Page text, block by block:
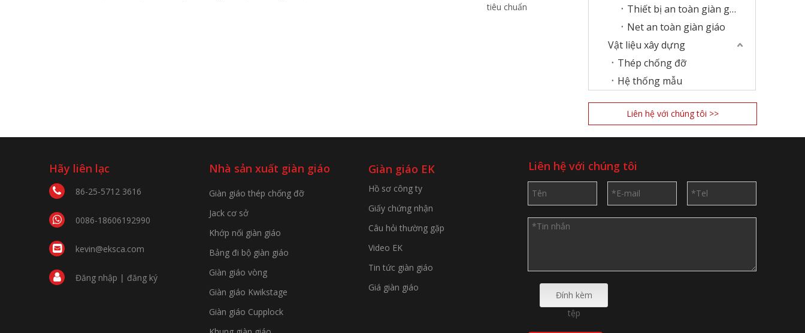
tiêu chuẩn
hổi
Thiết bị an toàn giàn giáo
Net an toàn giàn giáo
Vật liệu xây dựng
Thép chống đỡ
Hệ thống mẫu
Liên hệ với chúng tôi >>
Hãy liên lạc
86-25-5712 3616
0086-18606192990
kevin@eksca.com
Đăng nhập | đăng ký
Nhà sản xuất giàn giáo
Giàn giáo thép chống đỡ
Jack cơ sở
Khớp nối giàn giáo
Bảng đi bộ giàn giáo
Giàn giáo vòng
Giàn giáo Kwikstage
Giàn giáo Cupplock
Giàn giáo EK
Hồ sơ công ty
Giấy chứng nhận
Câu hỏi thường gặp
Video EK
Tin tức giàn giáo
Giá giàn giáo
Liên hệ với chúng tôi
Đính kèm
tệp